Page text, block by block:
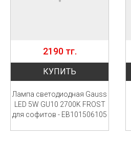
2190 тг.
КУПИТЬ
Лампа светодиодная Gauss
LED 5W GU10 2700K FROST
для софитов - EB101506105